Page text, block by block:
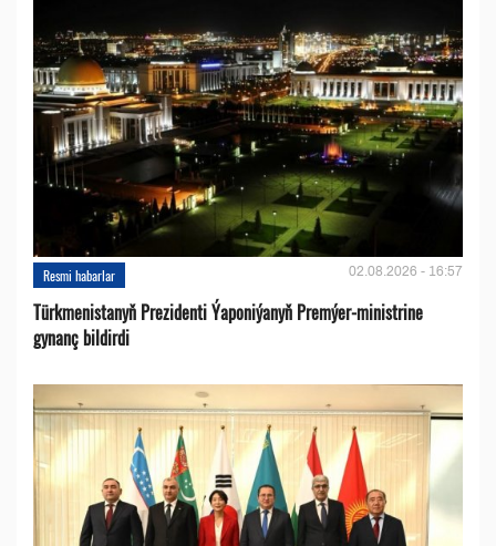
Resmi habarlar 02.08.2026 - 16:57
Türkmenistanyň Prezidenti Ýaponiýanyň Premýer-ministrine
gynanç bildirdi